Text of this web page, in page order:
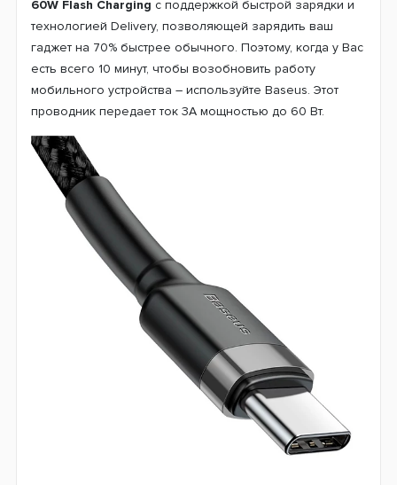
60W Flash Charging с поддержкой быстрой зарядки и
технологией Delivery, позволяющей зарядить ваш
гаджет на 70% быстрее обычного. Поэтому, когда у Вас
есть всего 10 минут, чтобы возобновить работу
мобильного устройства – используйте Baseus. Этот
проводник передает ток 3А мощностью до 60 Вт.